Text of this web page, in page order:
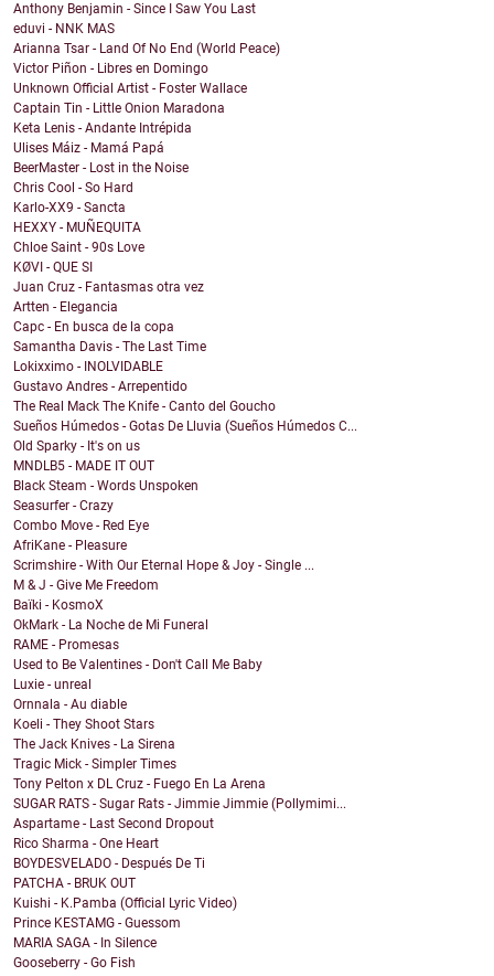
Anthony Benjamin - Since I Saw You Last
eduvi - NNK MAS
Arianna Tsar - Land Of No End (World Peace)
Victor Piñon - Libres en Domingo
Unknown Official Artist - Foster Wallace
Captain Tin - Little Onion Maradona
Keta Lenis - Andante Intrépida
Ulises Máiz - Mamá Papá
BeerMaster - Lost in the Noise
Chris Cool - So Hard
Karlo-XX9 - Sancta
HEXXY - MUÑEQUITA
Chloe Saint - 90s Love
KØVI - QUE SI
Juan Cruz - Fantasmas otra vez
Artten - Elegancia
Capc - En busca de la copa
Samantha Davis - The Last Time
Lokixximo - INOLVIDABLE
Gustavo Andres - Arrepentido
The Real Mack The Knife - Canto del Goucho
Sueños Húmedos - Gotas De Lluvia (Sueños Húmedos C...
Old Sparky - It's on us
MNDLB5 - MADE IT OUT
Black Steam - Words Unspoken
Seasurfer - Crazy
Combo Move - Red Eye
AfriKane - Pleasure
Scrimshire - With Our Eternal Hope & Joy - Single ...
M & J - Give Me Freedom
Baïki - KosmoX
OkMark - La Noche de Mi Funeral
RAME - Promesas
Used to Be Valentines - Don't Call Me Baby
Luxie - unreal
Ornnala - Au diable
Koeli - They Shoot Stars
The Jack Knives - La Sirena
Tragic Mick - Simpler Times
Tony Pelton x DL Cruz - Fuego En La Arena
SUGAR RATS - Sugar Rats - Jimmie Jimmie (Pollymimi...
Aspartame - Last Second Dropout
Rico Sharma - One Heart
BOYDESVELADO - Después De Ti
PATCHA - BRUK OUT
Kuishi - K.Pamba (Official Lyric Video)
Prince KESTAMG - Guessom
MARIA SAGA - In Silence
Gooseberry - Go Fish